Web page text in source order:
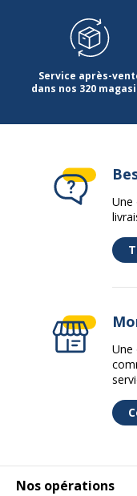
Service après-
dans nos 320
Nos opérations
Une
Une